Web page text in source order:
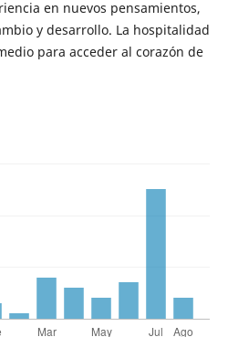
en nuevos pensamientos,
y desarrollo. La hospitalidad
para acceder al corazón de